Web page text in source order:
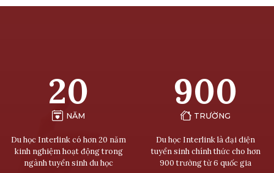
20
NĂM
Du học Interlink có hơn 20 năm
kinh nghiệm hoạt động trong
ngành tuyển sinh du học
900
TRƯỜNG
Du học Interlink là đại diện
tuyển sinh chính thức cho hơn
900 trường từ 6 quốc gia